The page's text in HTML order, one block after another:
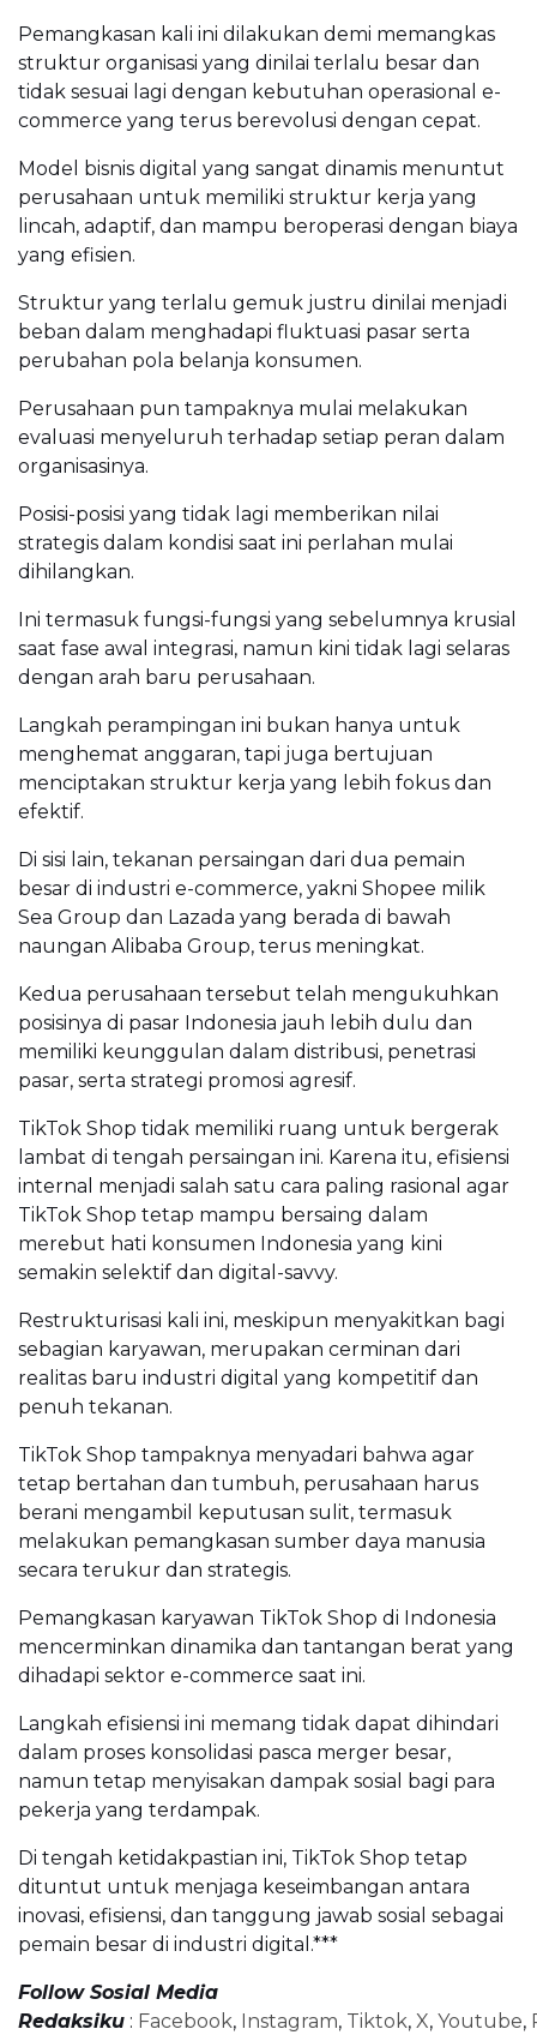
Pemangkasan kali ini dilakukan demi memangkas
struktur organisasi yang dinilai terlalu besar dan
tidak sesuai lagi dengan kebutuhan operasional e-
commerce yang terus berevolusi dengan cepat.
Model bisnis digital yang sangat dinamis menuntut
perusahaan untuk memiliki struktur kerja yang
lincah, adaptif, dan mampu beroperasi dengan biaya
yang efisien.
Struktur yang terlalu gemuk justru dinilai menjadi
beban dalam menghadapi fluktuasi pasar serta
perubahan pola belanja konsumen.
Perusahaan pun tampaknya mulai melakukan
evaluasi menyeluruh terhadap setiap peran dalam
organisasinya.
Posisi-posisi yang tidak lagi memberikan nilai
strategis dalam kondisi saat ini perlahan mulai
dihilangkan.
Ini termasuk fungsi-fungsi yang sebelumnya krusial
saat fase awal integrasi, namun kini tidak lagi selaras
dengan arah baru perusahaan.
Langkah perampingan ini bukan hanya untuk
menghemat anggaran, tapi juga bertujuan
menciptakan struktur kerja yang lebih fokus dan
efektif.
Di sisi lain, tekanan persaingan dari dua pemain
besar di industri e-commerce, yakni Shopee milik
Sea Group dan Lazada yang berada di bawah
naungan Alibaba Group, terus meningkat.
Kedua perusahaan tersebut telah mengukuhkan
posisinya di pasar Indonesia jauh lebih dulu dan
memiliki keunggulan dalam distribusi, penetrasi
pasar, serta strategi promosi agresif.
TikTok Shop tidak memiliki ruang untuk bergerak
lambat di tengah persaingan ini. Karena itu, efisiensi
internal menjadi salah satu cara paling rasional agar
TikTok Shop tetap mampu bersaing dalam
merebut hati konsumen Indonesia yang kini
semakin selektif dan digital-savvy.
Restrukturisasi kali ini, meskipun menyakitkan bagi
sebagian karyawan, merupakan cerminan dari
realitas baru industri digital yang kompetitif dan
penuh tekanan.
TikTok Shop tampaknya menyadari bahwa agar
tetap bertahan dan tumbuh, perusahaan harus
berani mengambil keputusan sulit, termasuk
melakukan pemangkasan sumber daya manusia
secara terukur dan strategis.
Pemangkasan karyawan TikTok Shop di Indonesia
mencerminkan dinamika dan tantangan berat yang
dihadapi sektor e-commerce saat ini.
Langkah efisiensi ini memang tidak dapat dihindari
dalam proses konsolidasi pasca merger besar,
namun tetap menyisakan dampak sosial bagi para
pekerja yang terdampak.
Di tengah ketidakpastian ini, TikTok Shop tetap
dituntut untuk menjaga keseimbangan antara
inovasi, efisiensi, dan tanggung jawab sosial sebagai
pemain besar di industri digital.***
Follow Sosial Media
Redaksiku : Facebook, Instagram, Tiktok, X, Youtube,